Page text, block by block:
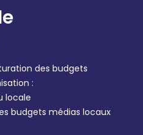
des budgets
:
locale
budgets médias locaux